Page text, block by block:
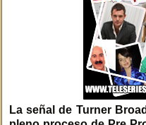
La señal de Turner